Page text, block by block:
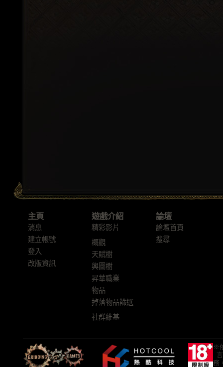
主頁
消息
建立帳號
登入
改版資訊
遊戲介紹
精彩影片
概觀
天賦樹
輿圖樹
昇華職業
物品
掉落物品篩選
社群維基
論壇
論壇首頁
搜尋
※
務